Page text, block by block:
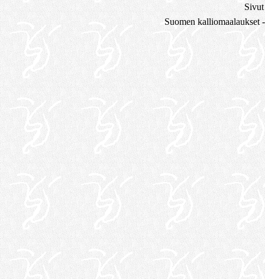
Suomen kalliomaalaukset